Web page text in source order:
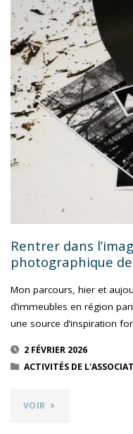
DU
3
MARS
AU
MARS
Rentrer dans
photographique
Mon parcours, hier et
d’immeubles en région
une source d’inspiration
2 FÉVRIER 2026
ACTIVITÉS DE
VOIR "RENTRER